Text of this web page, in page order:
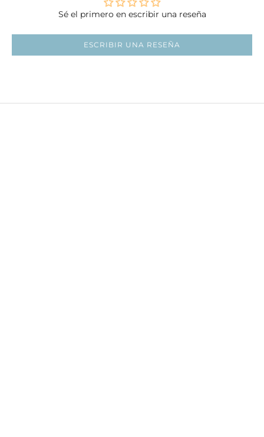
Sé el primero en escribir una reseña
ESCRIBIR UNA RESEÑA